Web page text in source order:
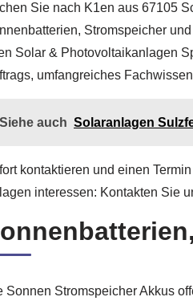
Sie nach K1en aus 67105
Stromspeicher
Solar & Photovoltaikanlagen
umfangreiches
Siehe auch Solaranlagen
kontaktieren und einen
interessen: Kontakten Sie
Sonnen Stromspeicher Akkus